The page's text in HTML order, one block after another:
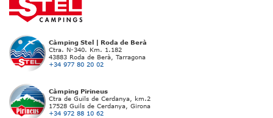
Càmping Stel | Roda de Berà
Ctra. N-340. Km. 1.182
43883 Roda de Berà, Tarragona
+34 977 80 20 02
Càmping Pirineus
Ctra de Guils de Cerdanya, km.2
17528 Guils de Cerdanya, Girona
+34 972 88 10 62